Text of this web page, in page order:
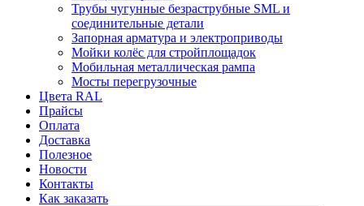
Трубы чугунные безраструбные SML и
соединительные детали
Запорная арматура и электроприводы
Мойки колёс для стройплощадок
Мобильная металлическая рампа
Мосты перегрузочные
Цвета RAL
Прайсы
Оплата
Доставка
Полезное
Новости
Контакты
Как заказать